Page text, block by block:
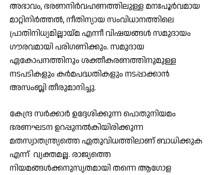
അഭാവം, ഭരണനിര്‍വഹണത്തിലുള്ള മനഃപൂര്‍വമായ
മാറ്റിനിര്‍ത്തല്‍, നീതിന്യായ സംവിധാനത്തിലെ
പ്രാതിനിധ്യമില്ലായ്മ എന്നീ വിഷയങ്ങള്‍ സമുദായം
ഗൗരവമായി പരിഗണിക്കും. സമുദായ
ഏകോപനത്തിനും ശക്തീകരണത്തിനുമുള്ള
നടപടികളും കര്‍മപദ്ധതികളും നടപ്പാക്കാന്‍
അസംബ്ലി തീരുമാനിച്ചു.
കേന്ദ്ര സര്‍ക്കാര്‍ ഉദ്ദേശിക്കുന്ന പൊതുനിയമം
ഭരണഘടന ഉറപ്പുനല്‍കിയിരിക്കുന്ന
മതസ്വാതന്ത്ര്യത്തെ ഏതുവിധത്തിലാണ് ബാധിക്കുക
എന്ന് വ്യക്തമല്ല. രാജ്യത്തെ
നിയമങ്ങള്‍ക്കനുസൃതമായി തന്നെ ആഗോള